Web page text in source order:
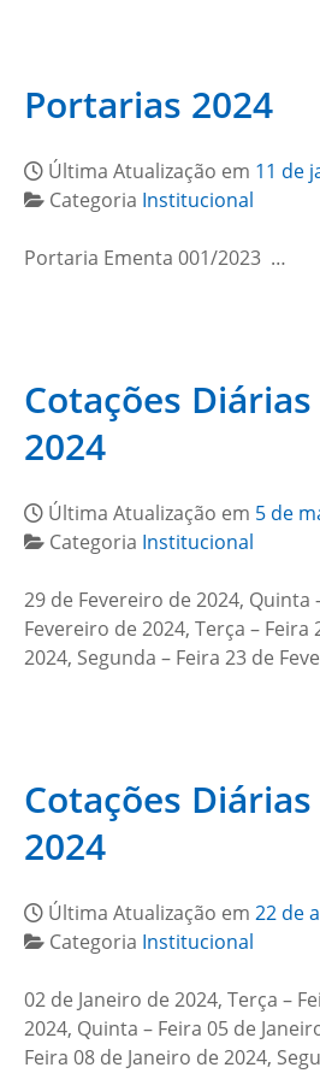
Portarias 2024
Última Atualização em 11 de
Categoria Institucional
Portaria Ementa 001/2023 …
Cotações
2024
Última Atualização em 5 de
Categoria Institucional
29 de Fevereiro de 2024, Quinta
Fevereiro de 2024, Terça – Feira
2024, Segunda – Feira 23 de
Cotações Diárias
2024
Última Atualização em 22 de
Categoria Institucional
02 de Janeiro de 2024, Terça –
2024, Quinta – Feira 05 de
Feira 08 de Janeiro de 2024,